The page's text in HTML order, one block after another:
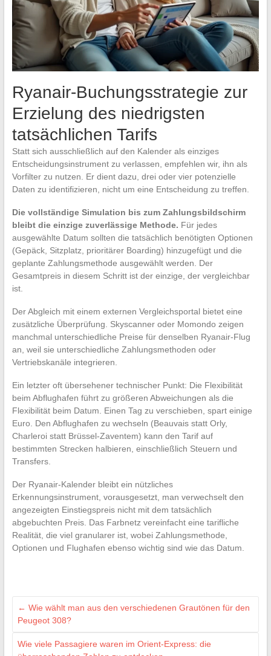
Ryanair-Buchungsstrategie zur
Erzielung des niedrigsten
tatsächlichen Tarifs
Statt sich ausschließlich auf den Kalender als einziges
Entscheidungsinstrument zu verlassen, empfehlen wir, ihn als
Vorfilter zu nutzen. Er dient dazu, drei oder vier potenzielle
Daten zu identifizieren, nicht um eine Entscheidung zu treffen.
Die vollständige Simulation bis zum Zahlungsbildschirm
bleibt die einzige zuverlässige Methode. Für jedes
ausgewählte Datum sollten die tatsächlich benötigten Optionen
(Gepäck, Sitzplatz, prioritärer Boarding) hinzugefügt und die
geplante Zahlungsmethode ausgewählt werden. Der
Gesamtpreis in diesem Schritt ist der einzige, der vergleichbar
ist.
Der Abgleich mit einem externen Vergleichsportal bietet eine
zusätzliche Überprüfung. Skyscanner oder Momondo zeigen
manchmal unterschiedliche Preise für denselben Ryanair-Flug
an, weil sie unterschiedliche Zahlungsmethoden oder
Vertriebskanäle integrieren.
Ein letzter oft übersehener technischer Punkt: Die Flexibilität
beim Abflughafen führt zu größeren Abweichungen als die
Flexibilität beim Datum. Einen Tag zu verschieben, spart einige
Euro. Den Abflughafen zu wechseln (Beauvais statt Orly,
Charleroi statt Brüssel-Zaventem) kann den Tarif auf
bestimmten Strecken halbieren, einschließlich Steuern und
Transfers.
Der Ryanair-Kalender bleibt ein nützliches
Erkennungsinstrument, vorausgesetzt, man verwechselt den
angezeigten Einstiegspreis nicht mit dem tatsächlich
abgebuchten Preis. Das Farbnetz vereinfacht eine tarifliche
Realität, die viel granularer ist, wobei Zahlungsmethode,
Optionen und Flughafen ebenso wichtig sind wie das Datum.
← Wie wählt man aus den verschiedenen Grautönen für den
Peugeot 308?
Wie viele Passagiere waren im Orient-Express: die